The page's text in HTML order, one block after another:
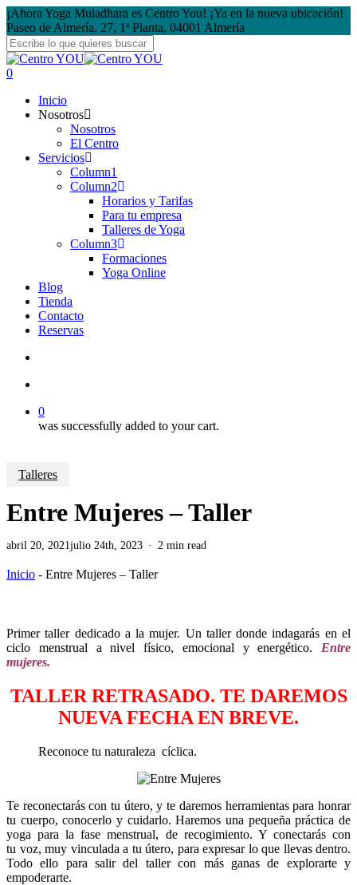
Skip
to
main
content
¡Ahora Yoga Muladhara es Centro You! ¡Ya en la nueva ubicación!
Paseo de Almería, 27, 1ª Planta, 04001 Almería
Close
Search
search
account
0
Inicio
Nosotros
Nosotros
El Centro
Servicios
Column1
Column2
Horarios y Tarifas
Para tu empresa
Talleres de Yoga
Column3
Formaciones
Yoga Online
Blog
Tienda
Contacto
Reservas
0
was successfully added to your cart.
Talleres
Entre Mujeres – Taller
abril 20, 2021 julio 24th, 2023 2 min read
Inicio - Entre Mujeres – Taller
Primer taller dedicado a la mujer. Un taller donde indagarás en el
ciclo menstrual a nivel físico, emocional y energético. Entre
mujeres.
TALLER RETRASADO. TE DAREMOS
NUEVA FECHA EN BREVE.
Reconoce tu naturaleza cíclica.
Te reconectarás con tu útero, y te daremos herramientas para honrar
tu cuerpo, conocerlo y cuidarlo. Haremos una pequeña práctica de
yoga para la fase menstrual, de recogimiento. Y conectarás con
tu voz, muy vinculada a tu útero, para expresar lo que llevas dentro.
Todo ello para salir del taller con más ganas de explorarte y
empoderarte.